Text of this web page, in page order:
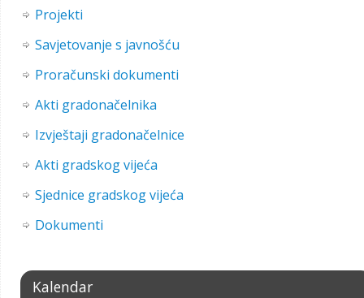
Projekti
Savjetovanje s javnošću
Proračunski dokumenti
Akti gradonačelnika
Izvještaji gradonačelnice
Akti gradskog vijeća
Sjednice gradskog vijeća
Dokumenti
Kalendar